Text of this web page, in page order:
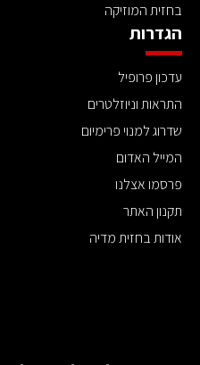
בחזית המוזיקה
הגדרות
עדכון פרופיל
התראות וניוזלטרים
שדרוג למנוי פרימיום
המייל האדום
פרסמו אצלנו
תקנון האתר
אודות בחזית מדיה